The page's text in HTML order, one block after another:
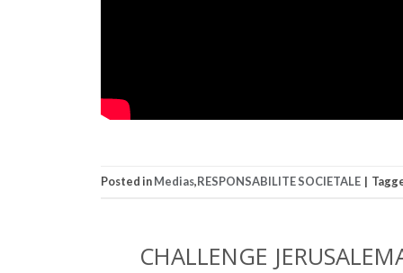
Posted inMedias,RESPONSABILITE SOCIETALE |
CHALLENGE